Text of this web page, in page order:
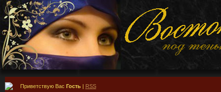
Приветствую Вас Гость| RSS